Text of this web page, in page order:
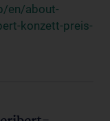
en/about-
konzett-preis-